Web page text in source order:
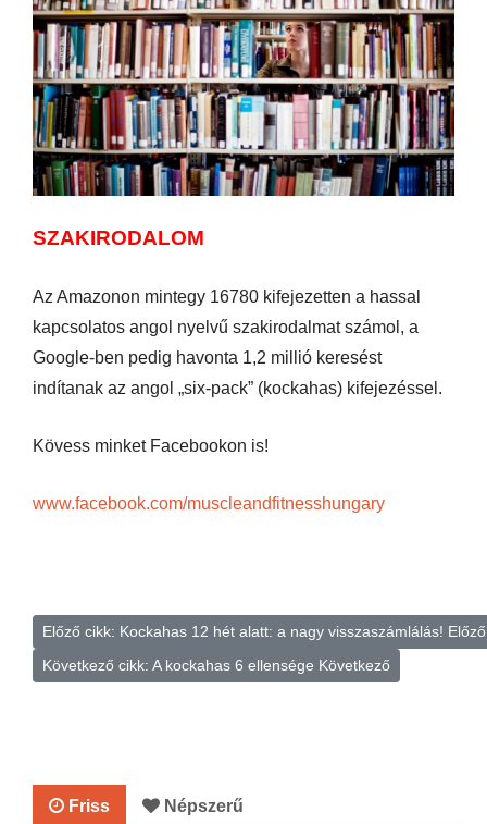
SZAKIRODALOM
Az Amazonon mintegy 16780 kifejezetten a hassal
kapcsolatos angol nyelvű szakirodalmat számol, a
Google-ben pedig havonta 1,2 millió keresést
indítanak az angol „six-pack” (kockahas) kifejezéssel.
Kövess minket Facebookon is!
www.facebook.com/muscleandfitnesshungary
Előző cikk: Kockahas 12 hét alatt: a nagy visszaszámlálás! Előző
Következő cikk: A kockahas 6 ellensége Következő
Friss Népszerű